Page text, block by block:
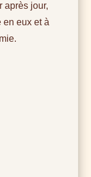
après jour,
en eux et à